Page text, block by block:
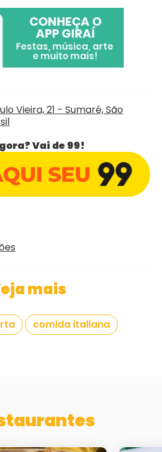
Vieira, 21 - Sumaré, São
Vai de 99!
mais
comida italiana